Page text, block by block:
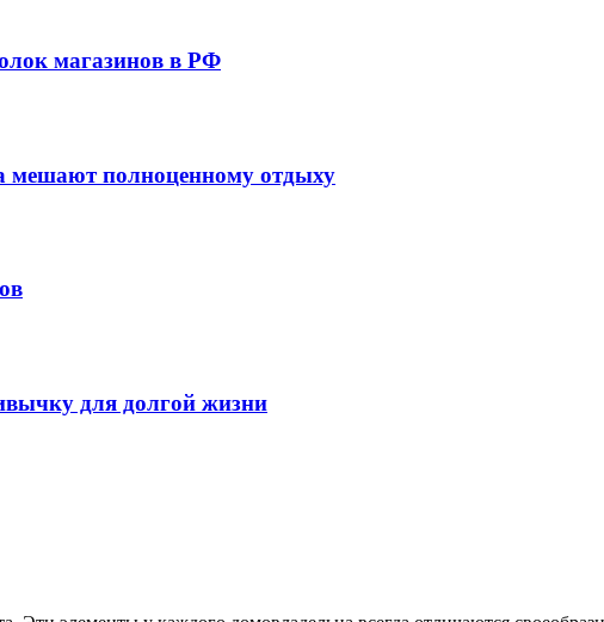
магазинов в РФ
мешают полноценному отдыху
для долгой жизни